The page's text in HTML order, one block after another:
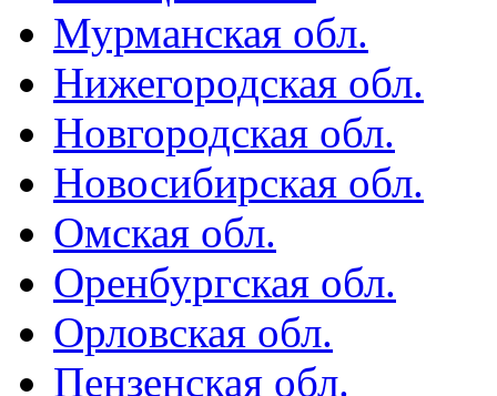
Мурманская обл.
Нижегородская обл.
Новгородская обл.
Новосибирская обл.
Омская обл.
Оренбургская обл.
Орловская обл.
Пензенская обл.